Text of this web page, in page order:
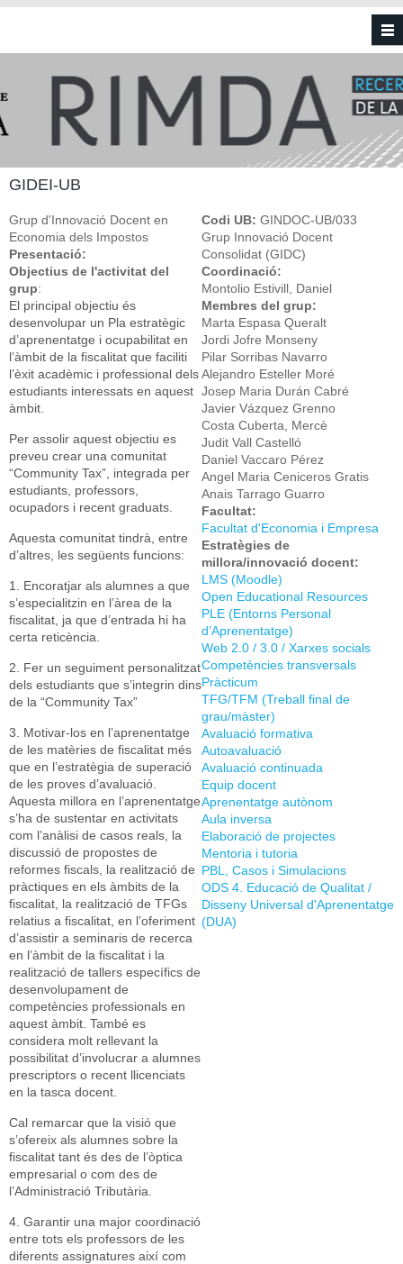
Vés al contingut
GIDEI-UB
Grup d'Innovació Docent en
Economia dels Impostos
Presentació:
Objectius de l'activitat del
grup:
El principal objectiu és
desenvolupar un Pla estratègic
d’aprenentatge i ocupabilitat en
l’àmbit de la fiscalitat que faciliti
l’èxit acadèmic i professional dels
estudiants interessats en aquest
àmbit.
Per assolir aquest objectiu es
preveu crear una comunitat
“Community Tax”, integrada per
estudiants, professors,
ocupadors i recent graduats.
Aquesta comunitat tindrà, entre
d’altres, les següents funcions:
1. Encoratjar als alumnes a que
s’especialitzin en l’àrea de la
fiscalitat, ja que d’entrada hi ha
certa reticència.
2. Fer un seguiment personalitzat
dels estudiants que s’integrin dins
de la “Community Tax”
3. Motivar-los en l’aprenentatge
de les matèries de fiscalitat més
que en l’estratègia de superació
de les proves d’avaluació.
Aquesta millora en l’aprenentatge
s’ha de sustentar en activitats
com l’anàlisi de casos reals, la
discussió de propostes de
reformes fiscals, la realització de
pràctiques en els àmbits de la
fiscalitat, la realització de TFGs
relatius a fiscalitat, en l’oferiment
d’assistir a seminaris de recerca
en l’àmbit de la fiscalitat i la
realització de tallers específics de
desenvolupament de
competències professionals en
aquest àmbit. També es
considera molt rellevant la
possibilitat d’involucrar a alumnes
prescriptors o recent llicenciats
en la tasca docent.
Cal remarcar que la visió que
s’ofereix als alumnes sobre la
fiscalitat tant és des de l’òptica
empresarial o com des de
l’Administració Tributària.
4. Garantir una major coordinació
entre tots els professors de les
diferents assignatures així com
Codi UB: GINDOC-UB/033
Grup Innovació Docent
Consolidat (GIDC)
Coordinació:
Montolio Estivill, Daniel
Membres del grup:
Marta Espasa Queralt
Jordi Jofre Monseny
Pilar Sorribas Navarro
Alejandro Esteller Moré
Josep Maria Durán Cabré
Javier Vázquez Grenno
Costa Cuberta, Mercè
Judit Vall Castelló
Daniel Vaccaro Pérez
Angel Maria Ceniceros Gratis
Anais Tarrago Guarro
Facultat:
Facultat d'Economia i Empresa
Estratègies de
millora/innovació docent:
LMS (Moodle)
Open Educational Resources
PLE (Entorns Personal
d’Aprenentatge)
Web 2.0 / 3.0 / Xarxes socials
Competències transversals
Pràcticum
TFG/TFM (Treball final de
grau/màster)
Avaluació formativa
Autoavaluació
Avaluació continuada
Equip docent
Aprenentatge autònom
Aula inversa
Elaboració de projectes
Mentoria i tutoria
PBL, Casos i Simulacions
ODS 4. Educació de Qualitat /
Disseny Universal d'Aprenentatge
(DUA)